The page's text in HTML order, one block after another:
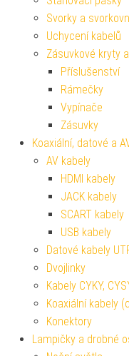
Svorky a
Uchycení kabelů
Zásuvkové kryty
Příslušenství
Rámečky
Vypínače
Zásuvky
Koaxiální, datové a
AV kabely
HDMI kabely
JACK kabely
SCART kabely
USB kabely
Datové kabely
Dvojlinky
Kabely CYKY,
Koaxiální kabely
Konektory
Lampičky a drobné